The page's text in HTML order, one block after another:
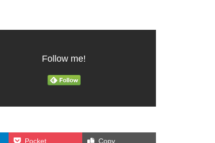
Follow me!
Pocket Copy